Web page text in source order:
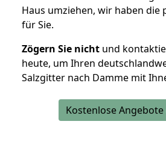
Haus umziehen, wir haben die
für Sie.
Zögern Sie nicht und
heute, um Ihren
Salzgitter nach Damme mit
Kostenlose